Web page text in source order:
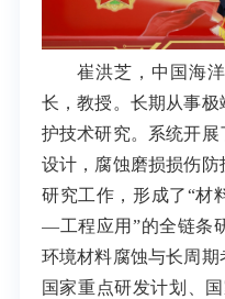
崔洪芝，中国海
长，教授。长期从事
护技术研究。系统开
设计，腐蚀磨损损伤
研究工作，形成了“
—工程应用”的全链条
环境材料腐蚀与长周
国家重点研发计划、